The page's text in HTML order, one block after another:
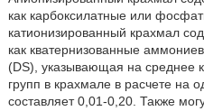
как карбоксилатные или
катионизированный крахмал
как кватернизованные
(DS), указывающая на среднее
групп в крахмале в расчете на
составляет 0,01-0,20. Также